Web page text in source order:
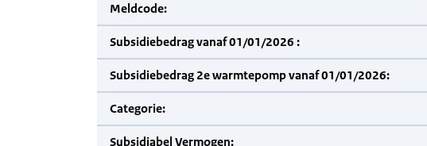
Meldcode:
Subsidiebedrag vanaf 01/01/2026 :
Subsidiebedrag 2e warmtepomp vanaf 01/01/2026:
Categorie:
Subsidiabel Vermogen: